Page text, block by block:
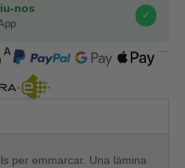
nos
✓
SEGURA
per emmarcar. Una làmina